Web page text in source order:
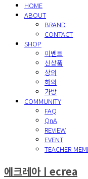
HOME
ABOUT
BRAND
CONTACT
SHOP
이벤트
신상품
상의
하의
가방
COMMUNITY
FAQ
QnA
REVIEW
EVENT
TEACHER
에크레아ㅣecrea